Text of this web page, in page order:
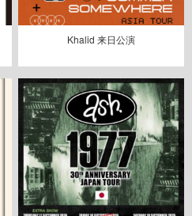
Khalid 来日公演